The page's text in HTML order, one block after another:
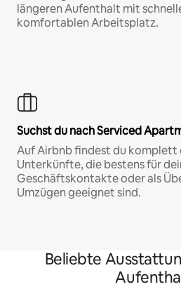
längeren Aufenthalt mit
komfortablen Arbeitsplatz.
Suchst du nach Serviced
Auf Airbnb findest du
Unterkünfte, die bestens für
Geschäftskontakte oder als
Umzügen geeignet sind.
Beliebte